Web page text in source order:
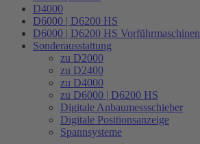
D4000
D6000 | D6200 HS
D6000 | D6200 HS Vorführmaschinen
Sonderausstattung
zu D2000
zu D2400
zu D4000
zu D6000 | D6200 HS
Digitale Anbaumessschieber
Digitale Positionsanzeige
Spannsysteme